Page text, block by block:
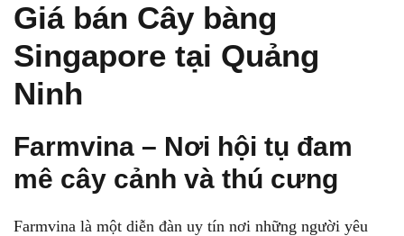
Giá bán Cây bàng
Singapore tại Quảng
Ninh
Farmvina – Nơi hội tụ đam
mê cây cảnh và thú cưng
Farmvina là một diễn đàn uy tín nơi những người yêu